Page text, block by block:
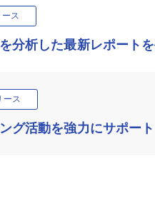
ス
分析した最新レポート
ース
グ活動を強力にサポ